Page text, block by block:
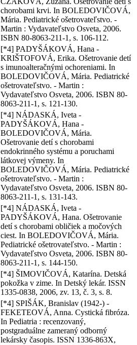
chorobami krvi. In BOLEDOVIČOVÁ,
Mária. Pediatrické ošetrovateľstvo. -
Martin : Vydavateľstvo Osveta, 2006.
ISBN 80-8063-211-1, s. 106-112.
[*4] PADYŠÁKOVÁ, Hana -
KRIŠTOFOVÁ, Erika. Ošetrovanie detí
s imunoalteračnými ochoreniami. In
BOLEDOVIČOVÁ, Mária. Pediatrické
ošetrovateľstvo. - Martin :
Vydavateľstvo Osveta, 2006. ISBN 80-
8063-211-1, s. 121-130.
[*4] NÁDASKÁ, Iveta -
PADYŠÁKOVÁ, Hana -
BOLEDOVIČOVÁ, Mária.
Ošetrovanie detí s chorobami
endokrinného systému a poruchami
látkovej výmeny. In
BOLEDOVIČOVÁ, Mária. Pediatrické
ošetrovateľstvo. - Martin :
Vydavateľstvo Osveta, 2006. ISBN 80-
8063-211-1, s. 131-143.
[*4] NÁDASKÁ, Iveta -
PADYŠÁKOVÁ, Hana. Ošetrovanie
detí s chorobami obličiek a močových
ciest. In BOLEDOVIČOVÁ, Mária.
Pediatrické ošetrovateľstvo. - Martin :
Vydavateľstvo Osveta, 2006. ISBN 80-
8063-211-1, s. 144-150.
[*4] ŠIMOVIČOVÁ, Katarína. Detská
pokožka v zime. In Detský lekár. ISSN
1335-0838, 2006, zv. 13, č. 3, s. 8.
[*4] SPIŠÁK, Branislav (1942-) -
FEKETEOVÁ, Anna. Cystická fibróza.
In Pediatria : recenzovaný,
postgraduálne zameraný odborný
lekársky časopis. ISSN 1336-863X,